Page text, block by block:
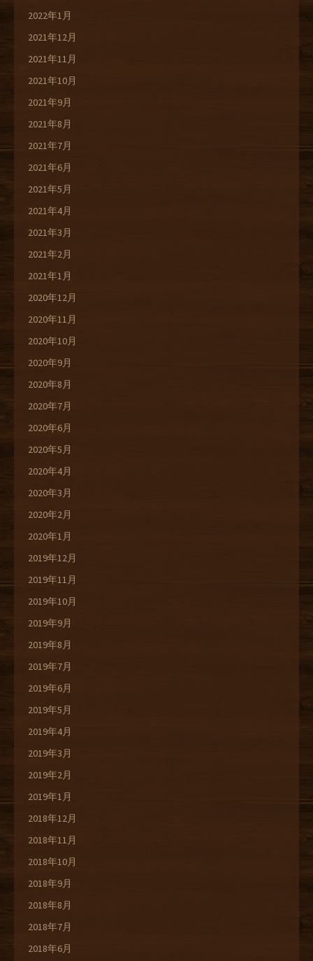
2022年1月
2021年12月
2021年11月
2021年10月
2021年9月
2021年8月
2021年7月
2021年6月
2021年5月
2021年4月
2021年3月
2021年2月
2021年1月
2020年12月
2020年11月
2020年10月
2020年9月
2020年8月
2020年7月
2020年6月
2020年5月
2020年4月
2020年3月
2020年2月
2020年1月
2019年12月
2019年11月
2019年10月
2019年9月
2019年8月
2019年7月
2019年6月
2019年5月
2019年4月
2019年3月
2019年2月
2019年1月
2018年12月
2018年11月
2018年10月
2018年9月
2018年8月
2018年7月
2018年6月